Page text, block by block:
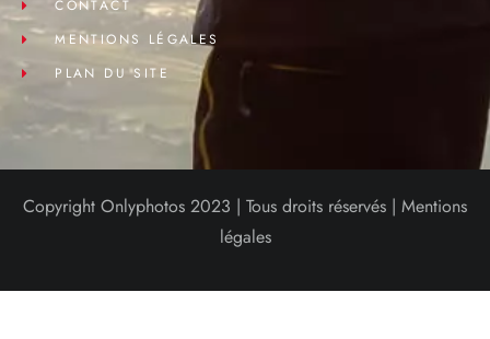
CONTACT
MENTIONS LÉGALES
PLAN DU SITE
Copyright Onlyphotos 2023 | Tous droits réservés | Mentions
légales